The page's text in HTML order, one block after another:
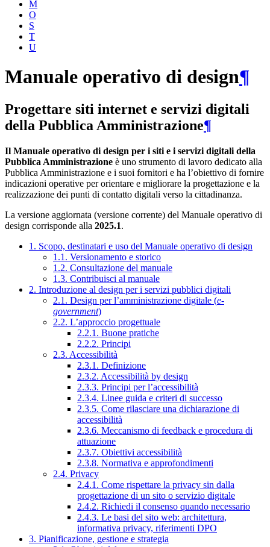
M
O
S
T
U
Manuale operativo di design¶
Progettare siti internet e servizi digitali
della Pubblica Amministrazione¶
Il Manuale operativo di design per i siti e i servizi digitali della
Pubblica Amministrazione è uno strumento di lavoro dedicato alla
Pubblica Amministrazione e i suoi fornitori e ha l’obiettivo di fornire
indicazioni operative per orientare e migliorare la progettazione e la
realizzazione dei punti di contatto digitali verso la cittadinanza.
La versione aggiornata (versione corrente) del Manuale operativo di
design corrisponde alla 2025.1.
1. Scopo, destinatari e uso del Manuale operativo di design
1.1. Versionamento e storico
1.2. Consultazione del manuale
1.3. Contribuisci al manuale
2. Introduzione al design per i servizi pubblici digitali
2.1. Design per l’amministrazione digitale (e-
government)
2.2. L’approccio progettuale
2.2.1. Buone pratiche
2.2.2. Principi
2.3. Accessibilità
2.3.1. Definizione
2.3.2. Accessibilità by design
2.3.3. Principi per l’accessibilità
2.3.4. Linee guida e criteri di successo
2.3.5. Come rilasciare una dichiarazione di
accessibilità
2.3.6. Meccanismo di feedback e procedura di
attuazione
2.3.7. Obiettivi accessibilità
2.3.8. Normativa e approfondimenti
2.4. Privacy
2.4.1. Come rispettare la privacy sin dalla
progettazione di un sito o servizio digitale
2.4.2. Richiedi il consenso quando necessario
2.4.3. Le basi del sito web: architettura,
informativa privacy, riferimenti DPO
3. Pianificazione, gestione e strategia